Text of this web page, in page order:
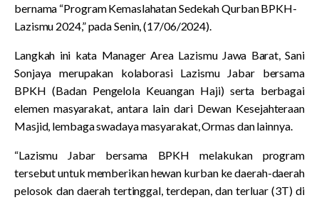
bernama “Program Kemaslahatan Sedekah Qurban BPKH-
Lazismu 2024,” pada Senin, (17/06/2024).
Langkah ini kata Manager Area Lazismu Jawa Barat, Sani
Sonjaya merupakan kolaborasi Lazismu Jabar bersama
BPKH (Badan Pengelola Keuangan Haji) serta berbagai
elemen masyarakat, antara lain dari Dewan Kesejahteraan
Masjid, lembaga swadaya masyarakat, Ormas dan lainnya.
“Lazismu Jabar bersama BPKH melakukan program
tersebut untuk memberikan hewan kurban ke daerah-daerah
pelosok dan daerah tertinggal, terdepan, dan terluar (3T) di